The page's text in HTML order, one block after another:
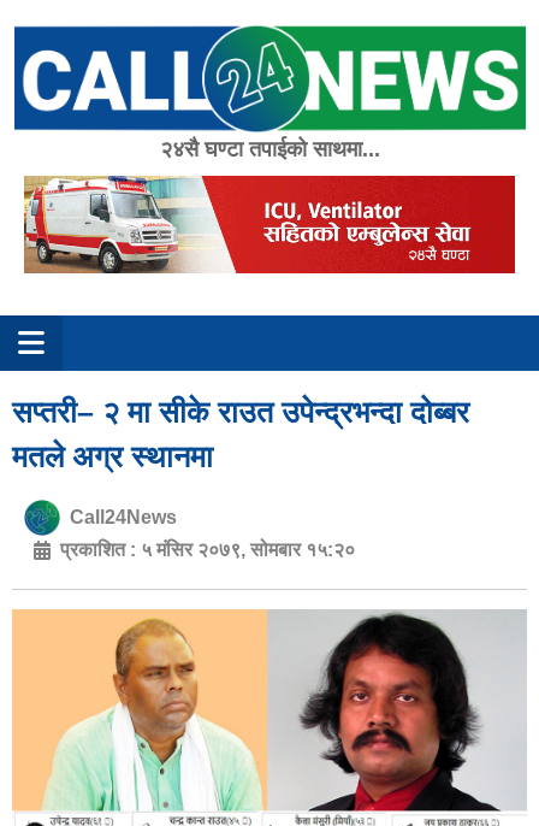
content
२४सै घण्टा तपाईको साथमा...
सप्तरी– २ मा सीके राउत उपेन्द्रभन्दा दोब्बर
मतले अग्र स्थानमा
Call24News
प्रकाशित : ५ मंसिर २०७९, सोमबार १५:२०